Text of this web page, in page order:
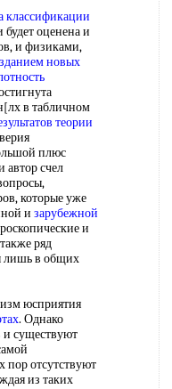
классификации
оценена и
и физиками,
новых
в табличном
теории
плюс
автор счел
которые уже
и зарубежной
и
ряд
лишь в общих
юсприятия
. Однако
и существуют
пор отсутствуют
из таких